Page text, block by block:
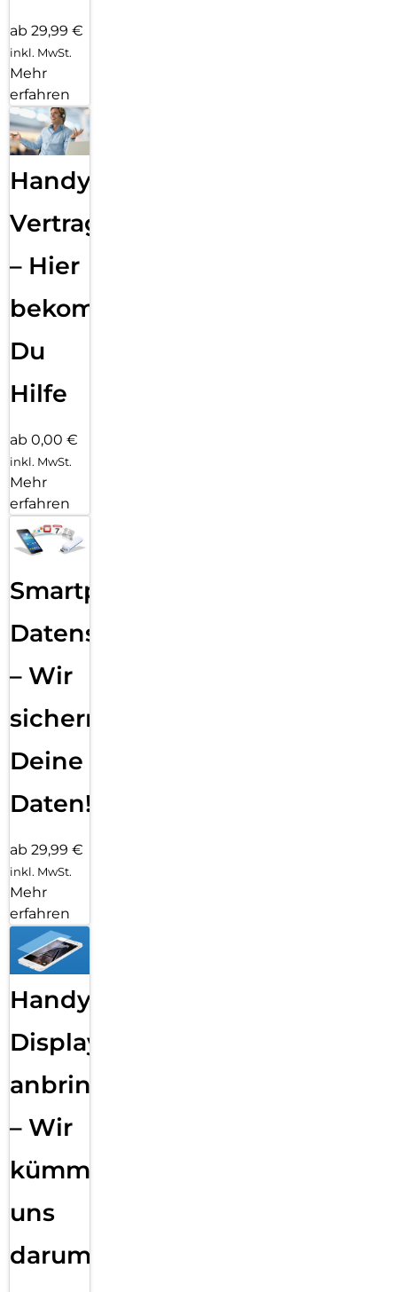
ab 29,99 €
inkl. MwSt.
Mehr
erfahren
Handy
Vertragsabwicklung
– Hier
bekommst
Du
Hilfe
ab 0,00 €
inkl. MwSt.
Mehr
erfahren
Smartphone
Datensicherung
– Wir
sichern
Deine
Daten!
ab 29,99 €
inkl. MwSt.
Mehr
erfahren
Handy
Displayfolie
anbringen
– Wir
kümmern
uns
darum!